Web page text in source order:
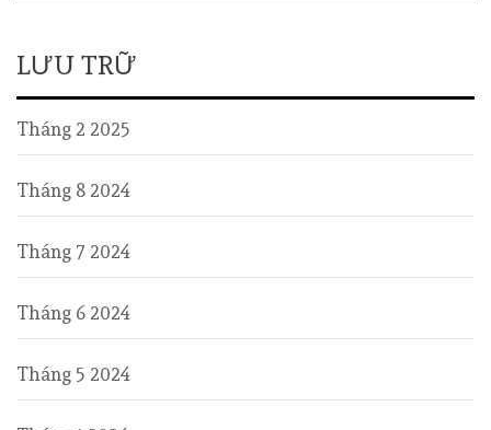
LƯU TRỮ
Tháng 2 2025
Tháng 8 2024
Tháng 7 2024
Tháng 6 2024
Tháng 5 2024